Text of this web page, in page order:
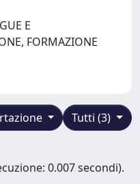
E
FORMAZIONE
Tutti (3)
0.007 secondi).